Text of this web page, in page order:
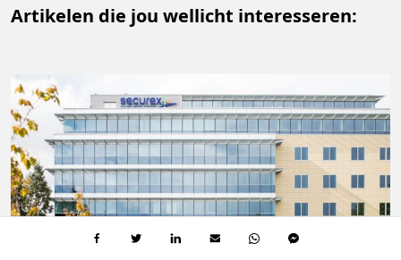
Artikelen die jou wellicht interesseren: